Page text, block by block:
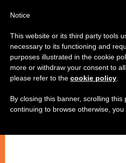
Notice
This website or its third party tools
necessary to its functioning and
purposes illustrated in the cookie
more or withdraw your consent to
please refer to the cookie policy
By closing this banner, scrolling this
continuing to browse otherwise,